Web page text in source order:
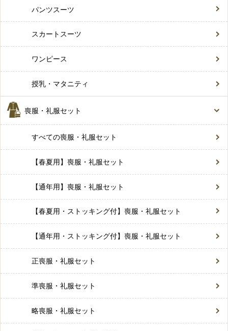
パンツスーツ
スカートスーツ
ワンピース
授乳・マタニティ
喪服・礼服セット
すべての喪服・礼服セット
【春夏用】喪服・礼服セット
【通年用】喪服・礼服セット
【春夏用・ストッキング付】喪服・礼服セット
【通年用・ストッキング付】喪服・礼服セット
正喪服・礼服セット
準喪服・礼服セット
略喪服・礼服セット